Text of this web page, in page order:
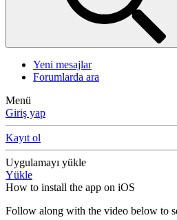
Yeni mesajlar
Forumlarda ara
Menü
Giriş yap
Kayıt ol
Uygulamayı yükle
Yükle
How to install the app on iOS
Follow along with the video below to